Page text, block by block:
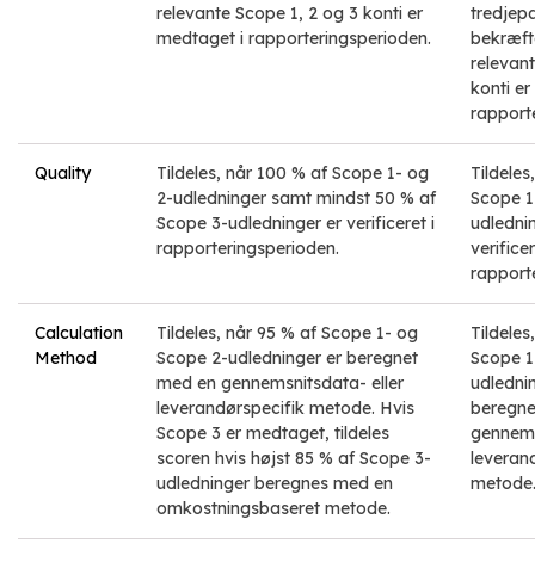
relevante Scope 1, 2 og 3 konti er
medtaget i rapporteringsperioden.
konti
Quality
Tildeles, når 100 % af Scope 1- og
2-udledninger samt mindst 50 % af
Scope 3-udledninger er verificeret i
rapporteringsperioden.
Scope
Calculation
Method
Tildeles, når 95 % af Scope 1- og
Scope 2-udledninger er beregnet
med en gennemsnitsdata- eller
leverandørspecifik metode. Hvis
Scope 3 er medtaget, tildeles
scoren hvis højst 85 % af Scope 3-
udledninger beregnes med en
omkostningsbaseret metode.
Scope
metode.